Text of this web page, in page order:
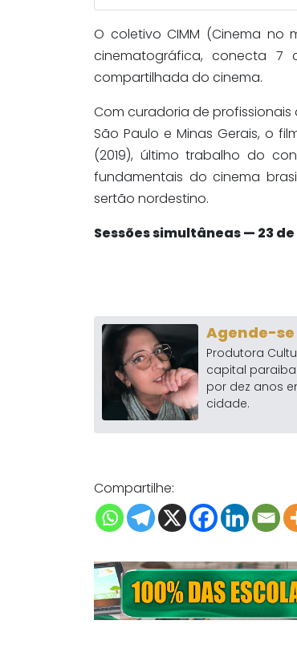
O coletivo CIMM (Cinema no
cinematográfica, conecta 7
compartilhada do cinema.
Com curadoria de profissionais
São Paulo e Minas Gerais, o
(2019), último trabalho do
fundamentais do cinema
sertão nordestino.
Sessões simultâneas — 23
Agende-se
Produtora
capital
por dez anos
cidade.
Compartilhe: